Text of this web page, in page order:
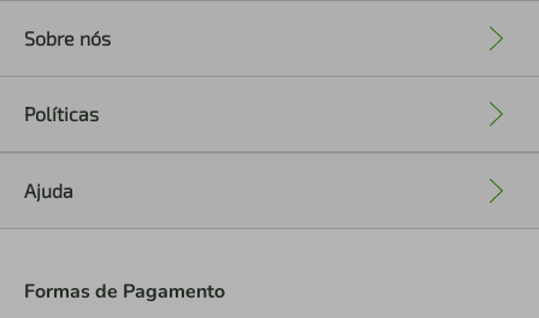
Sobre nós
Políticas
Ajuda
Formas de Pagamento